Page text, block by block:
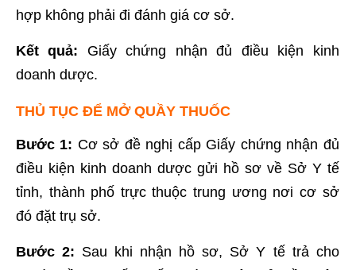
hợp không phải đi đánh giá cơ sở.
Kết quả: Giấy chứng nhận đủ điều kiện kinh
doanh dược.
THỦ TỤC ĐỂ MỞ QUẦY THUỐC
Bước 1: Cơ sở đề nghị cấp Giấy chứng nhận đủ
điều kiện kinh doanh dược gửi hồ sơ về Sở Y tế
tỉnh, thành phố trực thuộc trung ương nơi cơ sở
đó đặt trụ sở.
Bước 2: Sau khi nhận hồ sơ, Sở Y tế trả cho